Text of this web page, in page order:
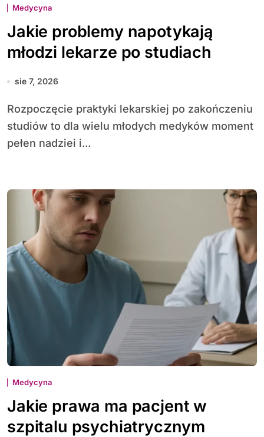
Medycyna
Jakie problemy napotykają
młodzi lekarze po studiach
sie 7, 2026
Rozpoczęcie praktyki lekarskiej po zakończeniu
studiów to dla wielu młodych medyków moment
pełen nadziei i...
Medycyna
Jakie prawa ma pacjent w
szpitalu psychiatrycznym